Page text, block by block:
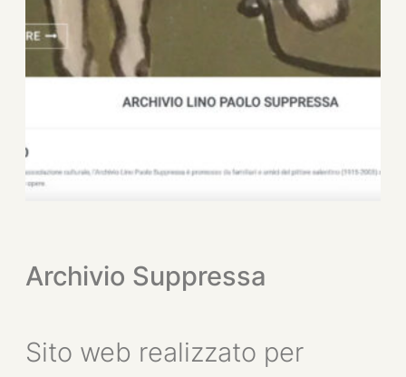
Archivio Suppressa
Sito web realizzato per